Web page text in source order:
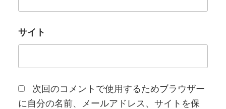
サイト
次回のコメントで使用するためブラウザー
に自分の名前、メールアドレス、サイトを保